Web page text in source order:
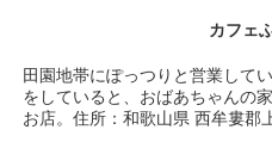
カフェ
田園地帯にぽっつりと営業して
をしていると、おばあちゃんの
お店。住所：和歌山県 西牟婁郡